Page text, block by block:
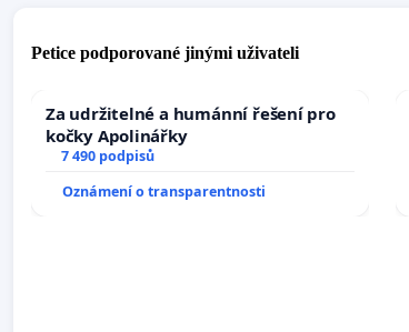
Petice podporované jinými uživateli
Za udržitelné a humánní řešení pro
kočky Apolinářky
7 490 podpisů
Oznámení o transparentnosti